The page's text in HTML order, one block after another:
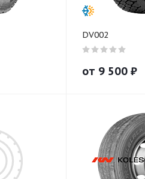
DV002
от 9 500 ₽